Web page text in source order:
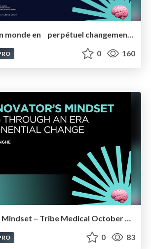
0 160
The innovator Mindset – Tribe Medical October 2024
0 83